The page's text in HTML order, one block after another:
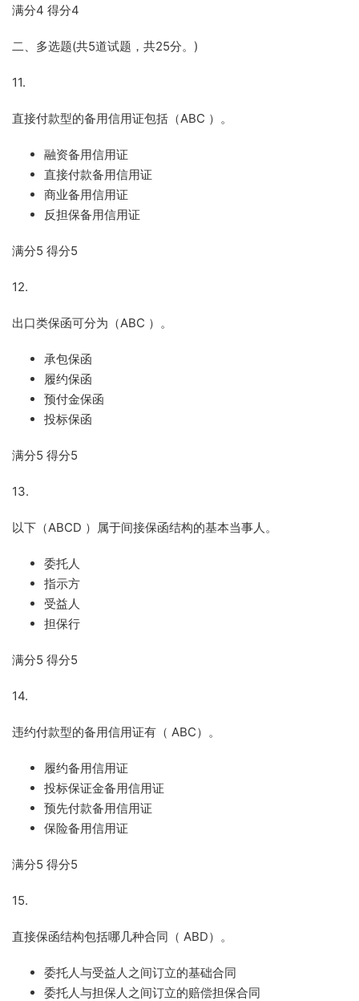
满分4 得分4
二、多选题(共5道试题，共25分。 )
11.
直接付款型的备用信用证包括（ABC ）。
融资备用信用证
直接付款备用信用证
商业备用信用证
反担保备用信用证
满分5 得分5
12.
出口类保函可分为（ABC ）。
承包保函
履约保函
预付金保函
投标保函
满分5 得分5
13.
以下（ABCD ）属于间接保函结构的基本当事人。
委托人
指示方
受益人
担保行
满分5 得分5
14.
违约付款型的备用信用证有（ ABC）。
履约备用信用证
投标保证金备用信用证
预先付款备用信用证
保险备用信用证
满分5 得分5
15.
直接保函结构包括哪几种合同（ ABD）。
委托人与受益人之间订立的基础合同
委托人与担保人之间订立的赔偿担保合同